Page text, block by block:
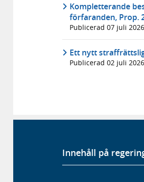
Kompletterande
förfaranden, Prop.
Publicerad 07 juli 2026
Ett nytt
Publicerad 02 juli 2026
Innehåll på